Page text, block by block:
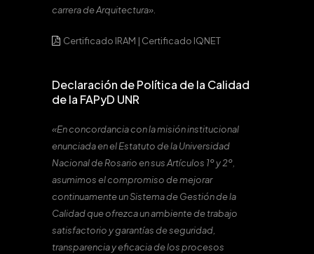
carrera de Arquitectura».
Certificado IRAM | Certificado IQNET
Declaración de Política de la Calidad
de la FAPyD UNR
«En concordancia con la misión institucional
enunciada en el Estatuto de la Universidad
Nacional de Rosario en sus Artículos 1º y 2º,
asumimos el compromiso de mejorar
continuamente un Sistema de Gestión de la
Calidad que ofrezca un ambiente de trabajo
satisfactorio y garantías de seguridad,
transparencia y eficacia de los procesos